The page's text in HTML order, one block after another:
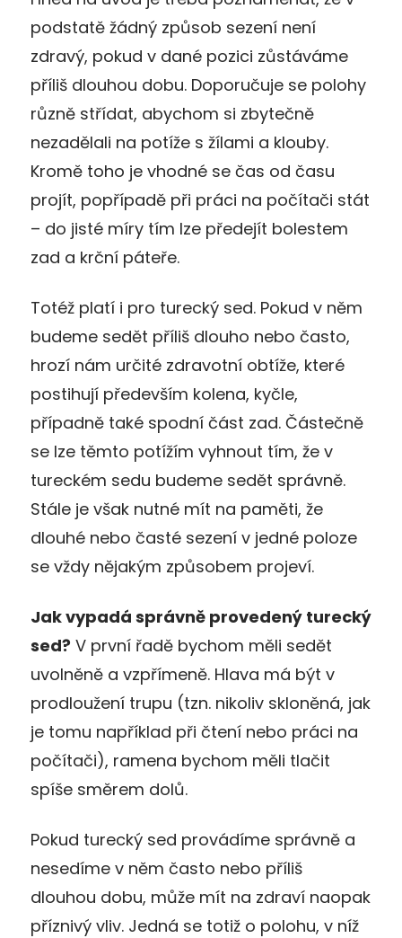
podstatě žádný způsob sezení není
zdravý, pokud v dané pozici zůstáváme
příliš dlouhou dobu. Doporučuje se polohy
různě střídat, abychom si zbytečně
nezadělali na potíže s žílami a klouby.
Kromě toho je vhodné se čas od času
projít, popřípadě při práci na počítači stát
– do jisté míry tím lze předejít bolestem
zad a krční páteře.
Totéž platí i pro turecký sed. Pokud v něm
budeme sedět příliš dlouho nebo často,
hrozí nám určité zdravotní obtíže, které
postihují především kolena, kyčle,
případně také spodní část zad. Částečně
se lze těmto potížím vyhnout tím, že v
tureckém sedu budeme sedět správně.
Stále je však nutné mít na paměti, že
dlouhé nebo časté sezení v jedné poloze
se vždy nějakým způsobem projeví.
Jak vypadá správně provedený turecký
sed? V první řadě bychom měli sedět
uvolněně a vzpřímeně. Hlava má být v
prodloužení trupu (tzn. nikoliv skloněná, jak
je tomu například při čtení nebo práci na
počítači), ramena bychom měli tlačit
spíše směrem dolů.
Pokud turecký sed provádíme správně a
nesedíme v něm často nebo příliš
dlouhou dobu, může mít na zdraví naopak
příznivý vliv. Jedná se totiž o polohu, v níž